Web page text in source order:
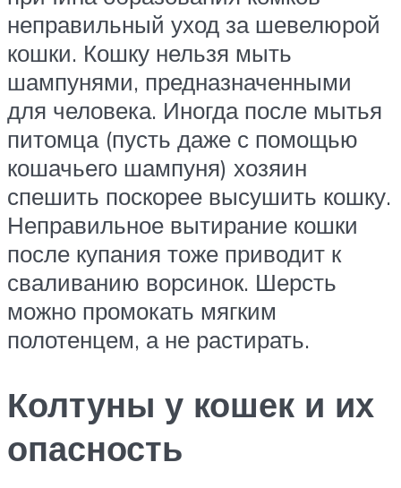
неправильный уход за шевелюрой
кошки. Кошку нельзя мыть
шампунями, предназначенными
для человека. Иногда после мытья
питомца (пусть даже с помощью
кошачьего шампуня) хозяин
спешить поскорее высушить кошку.
Неправильное вытирание кошки
после купания тоже приводит к
сваливанию ворсинок. Шерсть
можно промокать мягким
полотенцем, а не растирать.
Колтуны у кошек и их
опасность